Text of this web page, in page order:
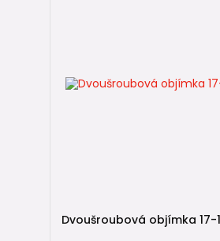
Dvoušroubová objímka 17-